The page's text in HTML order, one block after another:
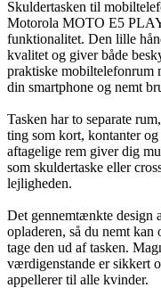
Skuldertasken til
Motorola MOTO E5
funktionalitet. Den lille
kvalitet og giver både
praktiske mobiltelefonrum
din smartphone og nemt
Tasken har to separate
ting som kort, kontanter
aftagelige rem giver dig
som skuldertaske eller
lejligheden.
Det gennemtænkte design
opladeren, så du nemt
tage den ud af tasken.
værdigenstande er sikkert
appellerer til alle kvinder.